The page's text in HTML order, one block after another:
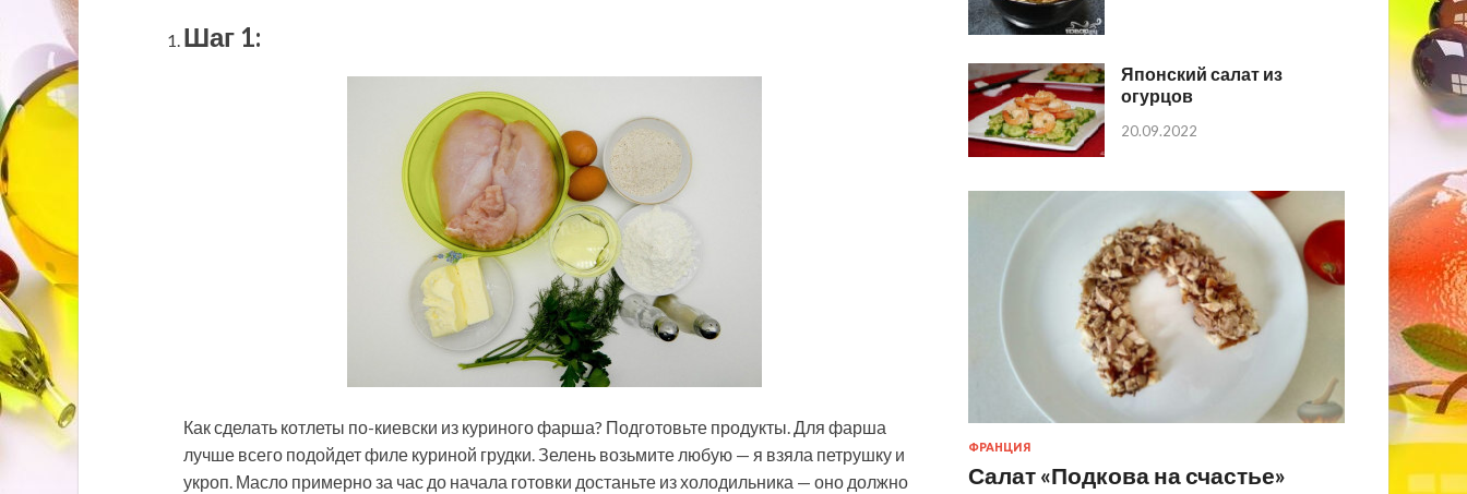
Шаг 1:
Как сделать котлеты по-киевски из куриного фарша? Подготовьте продукты. Для фарша
лучше всего подойдет филе куриной грудки. Зелень возьмите любую — я взяла петрушку и
укроп. Масло примерно за час до начала готовки достаньте из холодильника — оно должно
Японский салат из
огурцов
20.09.2022
ФРАНЦИЯ
Салат «Подкова на счастье»